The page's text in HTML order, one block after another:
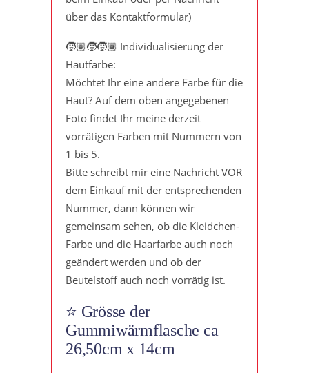
über das Kontaktformular)
🧒🏽🧒🧒🏾 Individualisierung der
Hautfarbe:
Möchtet Ihr eine andere Farbe für die
Haut? Auf dem oben angegebenen
Foto findet Ihr meine derzeit
vorrätigen Farben mit Nummern von
1 bis 5.
Bitte schreibt mir eine Nachricht VOR
dem Einkauf mit der entsprechenden
Nummer, dann können wir
gemeinsam sehen, ob die Kleidchen-
Farbe und die Haarfarbe auch noch
geändert werden und ob der
Beutelstoff auch noch vorrätig ist.
⭐️ Grösse der
Gummiwärmflasche ca
26,50cm x 14cm